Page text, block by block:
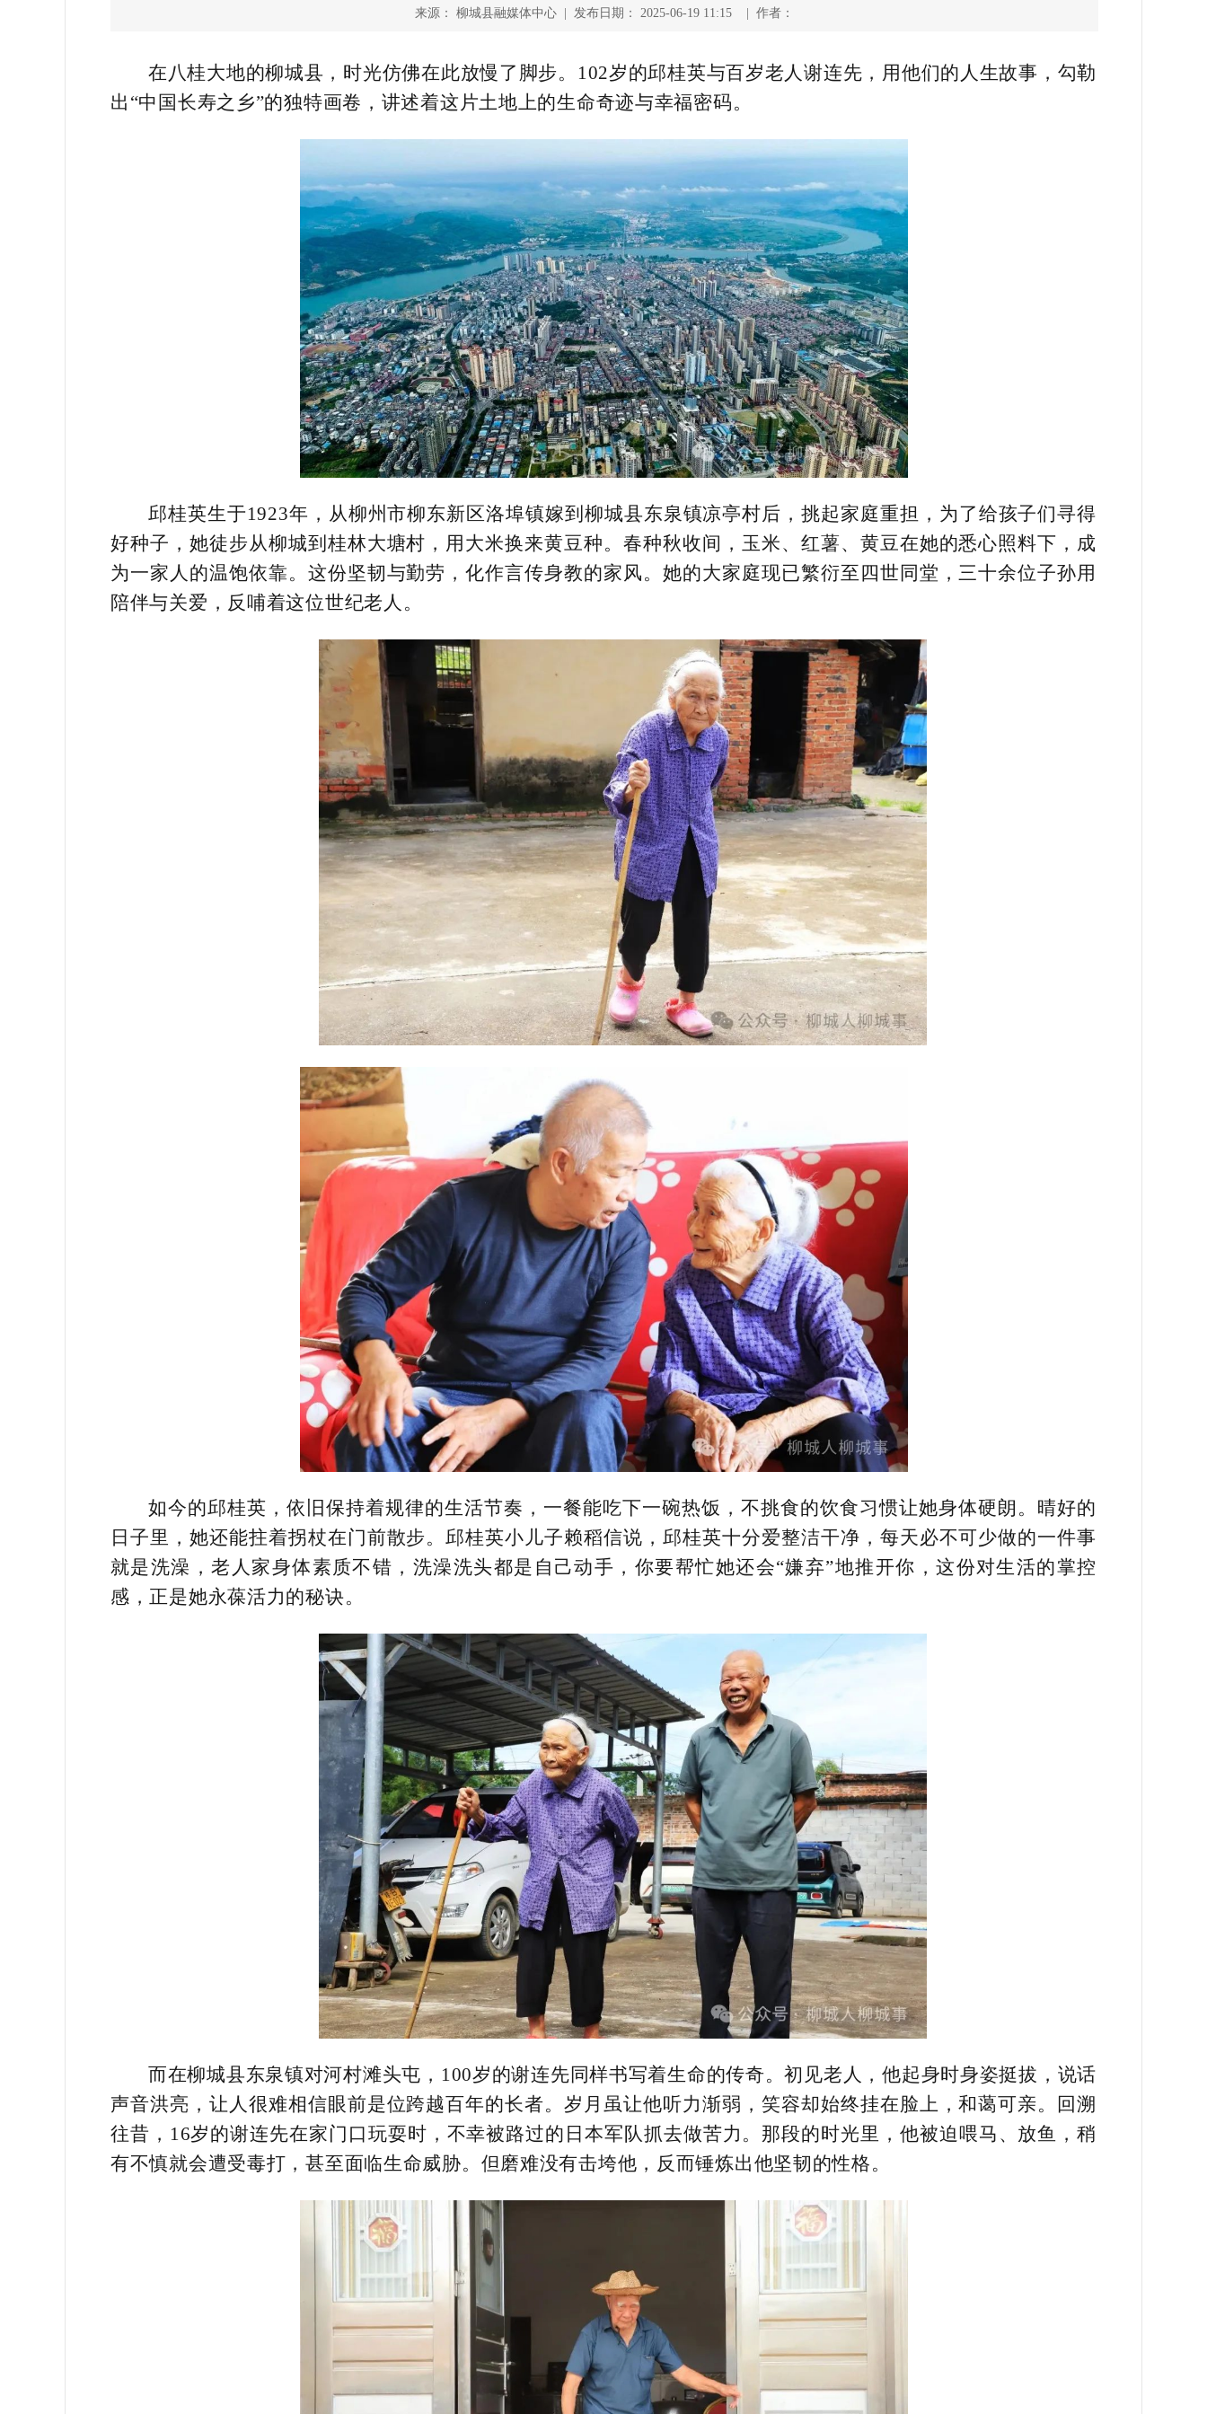
来源： 柳城县融媒体中心 | 发布日期： 2025-06-19 11:15 | 作者：
在八桂大地的柳城县，时光仿佛在此放慢了脚步。102岁的邱桂英与百岁老人谢连先，用他们的人生故事，勾勒
出“中国长寿之乡”的独特画卷，讲述着这片土地上的生命奇迹与幸福密码。
邱桂英生于1923年，从柳州市柳东新区洛埠镇嫁到柳城县东泉镇凉亭村后，挑起家庭重担，为了给孩子们寻得
好种子，她徒步从柳城到桂林大塘村，用大米换来黄豆种。春种秋收间，玉米、红薯、黄豆在她的悉心照料下，成
为一家人的温饱依靠。这份坚韧与勤劳，化作言传身教的家风。她的大家庭现已繁衍至四世同堂，三十余位子孙用
陪伴与关爱，反哺着这位世纪老人。
如今的邱桂英，依旧保持着规律的生活节奏，一餐能吃下一碗热饭，不挑食的饮食习惯让她身体硬朗。晴好的
日子里，她还能拄着拐杖在门前散步。邱桂英小儿子赖稻信说，邱桂英十分爱整洁干净，每天必不可少做的一件事
就是洗澡，老人家身体素质不错，洗澡洗头都是自己动手，你要帮忙她还会“嫌弃”地推开你，这份对生活的掌控
感，正是她永葆活力的秘诀。
而在柳城县东泉镇对河村滩头屯，100岁的谢连先同样书写着生命的传奇。初见老人，他起身时身姿挺拔，说话
声音洪亮，让人很难相信眼前是位跨越百年的长者。岁月虽让他听力渐弱，笑容却始终挂在脸上，和蔼可亲。回溯
往昔，16岁的谢连先在家门口玩耍时，不幸被路过的日本军队抓去做苦力。那段的时光里，他被迫喂马、放鱼，稍
有不慎就会遭受毒打，甚至面临生命威胁。但磨难没有击垮他，反而锤炼出他坚韧的性格。